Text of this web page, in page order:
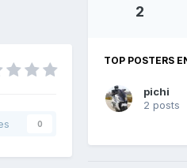
0
2
TOP POSTERS
pichi
2 posts